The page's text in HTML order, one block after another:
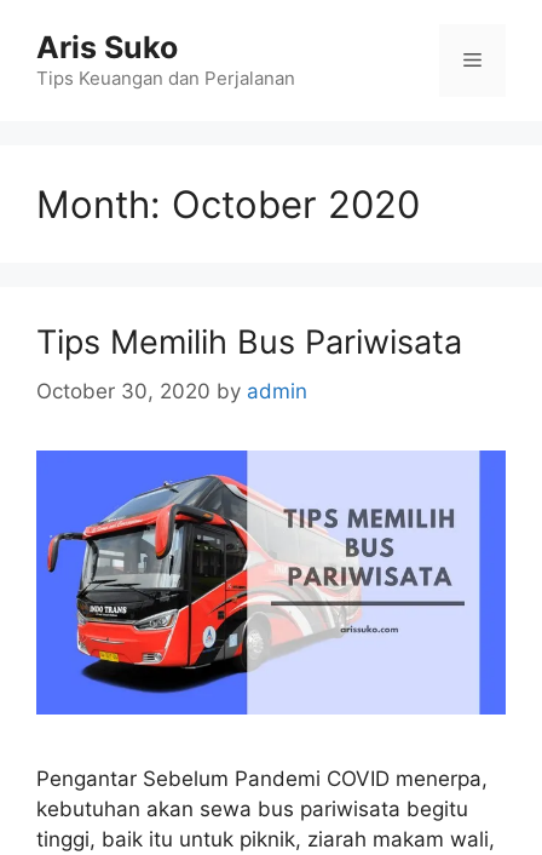
content
Aris Suko
Tips Keuangan dan Perjalanan
Menu
Month: October 2020
Tips Memilih Bus Pariwisata
October 30, 2020 by admin
Pengantar Sebelum Pandemi COVID menerpa,
kebutuhan akan sewa bus pariwisata begitu
tinggi, baik itu untuk piknik, ziarah makam wali,